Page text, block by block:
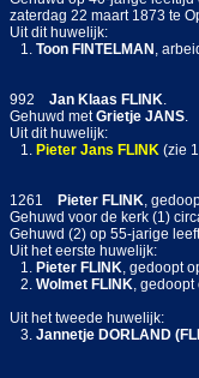
zaterdag 22 maart 1873 te
Uit dit huwelijk:
1. Toon FINTELMAN ,
992 Jan Klaas FLINK.
Gehuwd metGrietje JANS.
Uit dit huwelijk:
1. Pieter Jans FLINK (zie
1261 Pieter FLINK,
Gehuwd voor de kerk (1)
Gehuwd (2) op 55-jarige
Uit het eerste huwelijk:
1. Pieter FLINK, gedoopt
2. Wolmet FLINK,
Uit het tweede huwelijk:
3. Jannetje DORLAND